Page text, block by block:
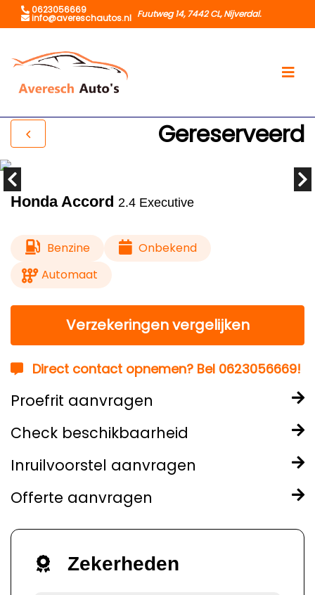
0623056669
info@avereschautos.nl Fuutweg 14, 7442 CL, Nijverdal.
Gereserveerd
Honda Accord 2.4 Executive
Benzine
Onbekend
Automaat
Verzekeringen vergelijken
Direct contact opnemen? Bel 0623056669!
Proefrit aanvragen
Check beschikbaarheid
Inruilvoorstel aanvragen
Offerte aanvragen
Zekerheden